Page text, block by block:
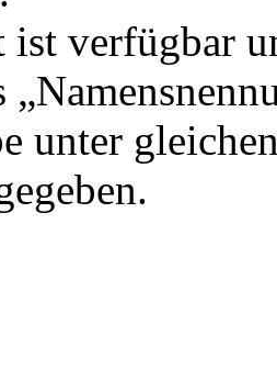
ist verfügbar
unter